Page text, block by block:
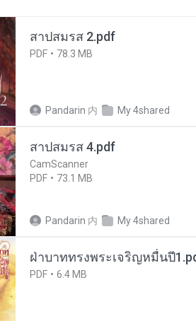
สาปสมรส 2.pdf
PDF 78.3 MB
Pandarin 内 My 4shared
สาปสมรส 4.pdf
CamScanner
PDF
73.1 MB
Pandarin 内 My 4shared
ฝ่าบาททรงพระเจริญหมื่นปี
PDF 6.4 MB